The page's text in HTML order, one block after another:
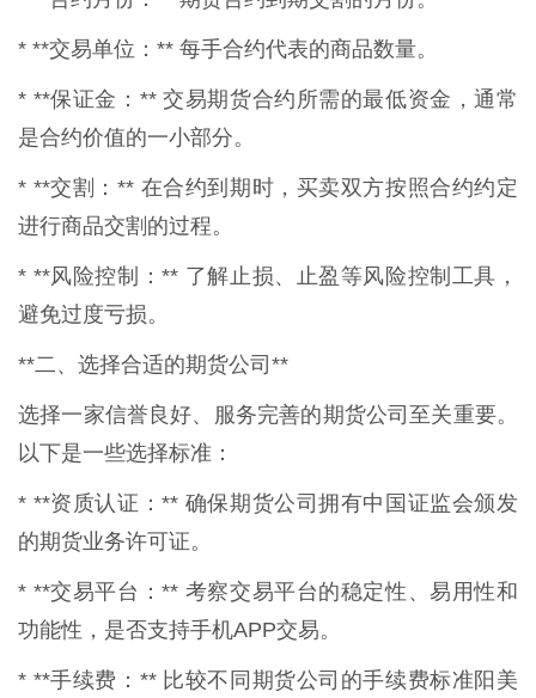
* **交易单位：** 每手合约代表的商品数量。
* **保证金：** 交易期货合约所需的最低资金，通常
是合约价值的一小部分。
* **交割：** 在合约到期时，买卖双方按照合约约定
进行商品交割的过程。
* **风险控制：** 了解止损、止盈等风险控制工具，
避免过度亏损。
**二、选择合适的期货公司**
选择一家信誉良好、服务完善的期货公司至关重要。
以下是一些选择标准：
* **资质认证：** 确保期货公司拥有中国证监会颁发
的期货业务许可证。
* **交易平台：** 考察交易平台的稳定性、易用性和
功能性，是否支持手机APP交易。
* **手续费：** 比较不同期货公司的手续费标准阳美